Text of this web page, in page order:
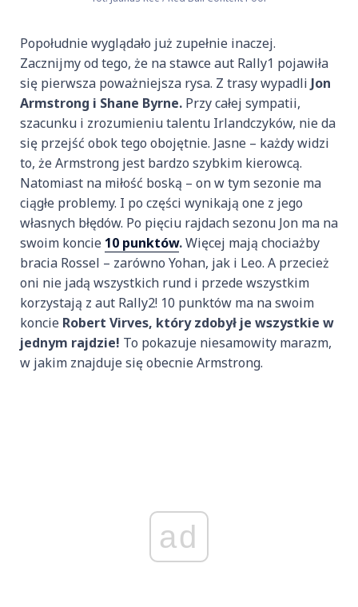
Popołudnie wyglądało już zupełnie inaczej.
Zacznijmy od tego, że na stawce aut Rally1 pojawiła
się pierwsza poważniejsza rysa. Z trasy wypadli Jon
Armstrong i Shane Byrne. Przy całej sympatii,
szacunku i zrozumieniu talentu Irlandczyków, nie da
się przejść obok tego obojętnie. Jasne – każdy widzi
to, że Armstrong jest bardzo szybkim kierowcą.
Natomiast na miłość boską – on w tym sezonie ma
ciągłe problemy. I po części wynikają one z jego
własnych błędów. Po pięciu rajdach sezonu Jon ma na
swoim koncie 10 punktów.Więcej mają chociażby
bracia Rossel – zarówno Yohan, jak i Leo. A przecież
oni nie jadą wszystkich rund i przede wszystkim
korzystają z aut Rally2! 10 punktów ma na swoim
koncie Robert Virves, który zdobył je wszystkie w
jednym rajdzie! To pokazuje niesamowity marazm,
w jakim znajduje się obecnie Armstrong.
ad